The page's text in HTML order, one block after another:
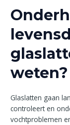
weten?
Glaslatten gaan
controleert en
vochtproblemen